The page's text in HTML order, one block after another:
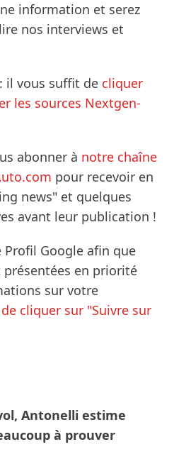
information et serez
nos interviews et
il vous suffit de cliquer
les sources Nextgen-
abonner à notre chaîne
pour recevoir en
news" et quelques
avant leur publication !
Google afin que
en priorité
sur votre
cliquer sur "Suivre sur
Antonelli estime
à prouver